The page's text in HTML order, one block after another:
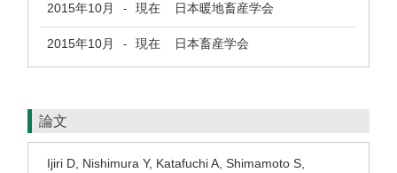
2015年10月 - 現在 日本暖地畜産学会
2015年10月 - 現在 日本畜産学会
論文
Ijiri D, Nishimura Y, Katafuchi A, Shimamoto S,